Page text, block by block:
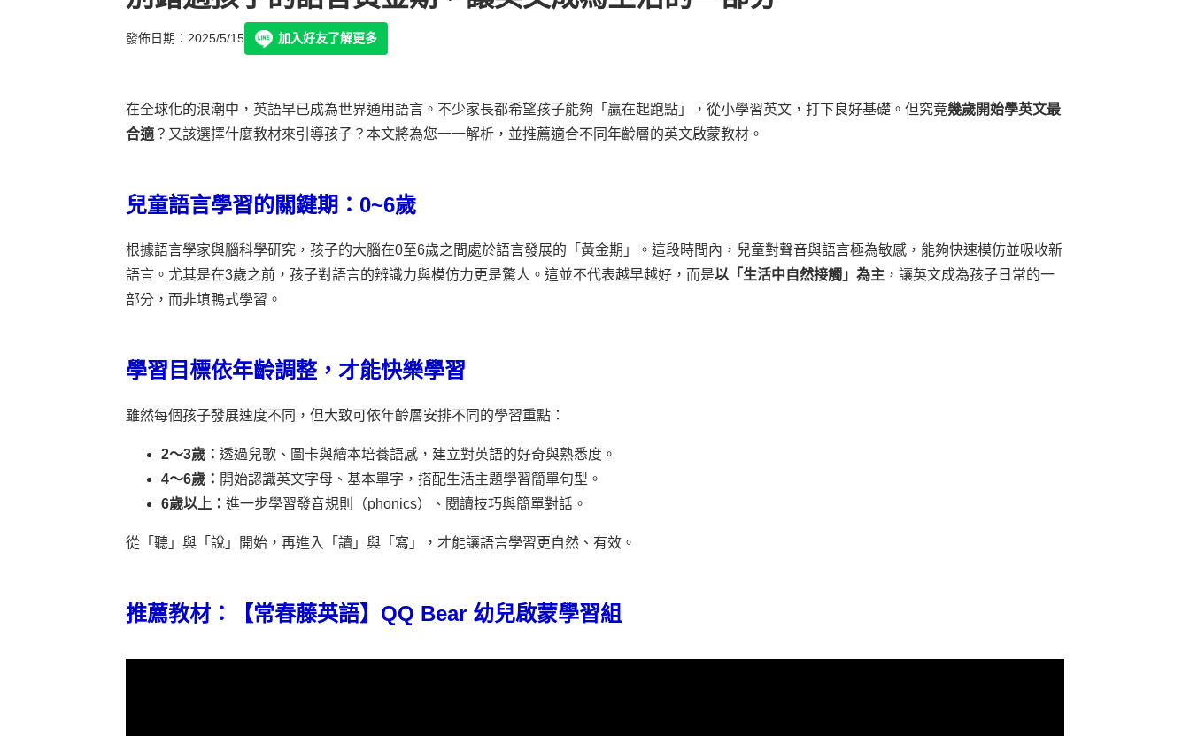
發佈日期：2025/5/15 加入好友了解更多
在全球化的浪潮中，英語早已成為世界通用語言。不少家長都希望孩子能夠「贏在起跑點」，從小學習英文，打下良好基礎。但究竟幾歲開始學英文最
合適 ？又該選擇什麼教材來引導孩子？本文將為您一一解析，並推薦適合不同年齡層的英文啟蒙教材。
兒童語言學習的關鍵期：0~6歲
根據語言學家與腦科學研究，孩子的大腦在0至6歲之間處於語言發展的「黃金期」。這段時間內，兒童對聲音與語言極為敏感，能夠快速模仿並吸收新
語言。尤其是在3歲之前，孩子對語言的辨識力與模仿力更是驚人。 這並不代表越早越好，而是以「生活中自然接觸」為主 ，讓英文成為孩子日常的一
部分，而非填鴨式學習。
學習目標依年齡調整，才能快樂學習
雖然每個孩子發展速度不同，但大致可依年齡層安排不同的學習重點：
2～3歲： 透過兒歌、圖卡與繪本培養語感，建立對英語的好奇與熟悉度。
4～6歲： 開始認識英文字母、基本單字，搭配生活主題學習簡單句型。
6歲以上： 進一步學習發音規則（phonics）、閱讀技巧與簡單對話。
從「聽」與「說」開始，再進入「讀」與「寫」，才能讓語言學習更自然、有效。
推薦教材：【常春藤英語】QQ Bear 幼兒啟蒙學習組